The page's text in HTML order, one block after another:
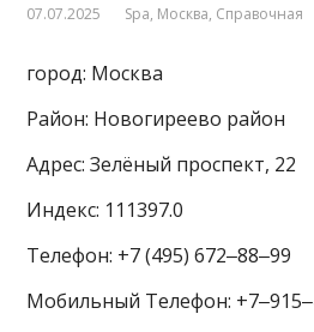
07.07.2025 Spa, Москва, Справочная
город: Москва
Район: Новогиреево район
Адрес: Зелёный проспект, 22
Индекс: 111397.0
Телефон: +7 (495) 672‒88‒99
Мобильный Телефон: